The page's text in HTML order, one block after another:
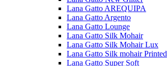
Lana Gatto AREQUIPA
Lana Gatto Argento
Lana Gatto Lounge
Lana Gatto Silk Mohair
Lana Gatto Silk Mohair Lux
Lana Gatto Silk mohair Printed
Lana Gatto Super Soft